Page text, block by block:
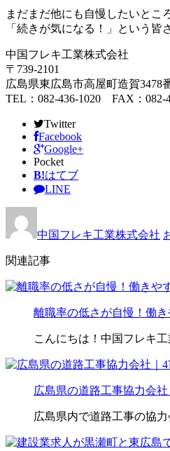
まだまだ他にも自慢したいとこ
「続きが気になる！」という皆
中国フレキ工業株式会社
〒739-2101
広島県東広島市高屋町造賀3478
TEL：082-436-1020 FAX：082-
Twitter
Facebook
Google+
Pocket
B!はてブ
LINE
中国フレキ工業株式会社
関連記事
離職率の低さが自慢！働
こんにちは！中国フレキ
広島県の道路工事協力会
広島県内で道路工事の協